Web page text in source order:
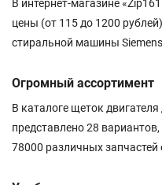
В интернет-магазине
цены (от 115 до 1200
стиральной машины
Огромный ассортимент
В каталоге щеток
представлено 28
78000 различных запчастей